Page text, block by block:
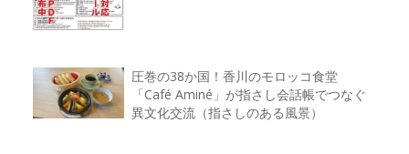
圧巻の38か国！香川のモロッコ食堂
「Café Aminé」が指さし会話帳でつなぐ
異文化交流（指さしのある風景）